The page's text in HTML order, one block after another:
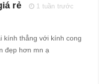
rẻ
1 tuần trước
kính thẳng với kính cong
đẹp hơn mn ạ